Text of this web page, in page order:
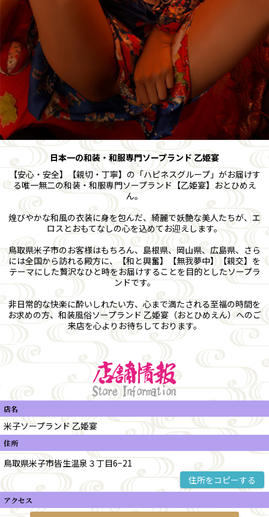
日本一の和装・和服専門ソープランド 乙姫宴
【安心・安全】【親切・丁寧】の「ハピネスグループ」がお届けす
る唯一無二の和装・和服専門ソープランド【乙姫宴】おとひめえ
ん。
煌びやかな和風の衣装に身を包んだ、綺麗で妖艶な美人たちが、エ
ロスとおもてなしの心を込めてお迎えします。
鳥取県米子市のお客様はもちろん、島根県、岡山県、広島県、さら
には全国から訪れる殿方に、【和と興奮】【無我夢中】【親交】を
テーマにした贅沢なひと時をお届けすることを目的としたソープラ
ンドです。
非日常的な快楽に酔いしれたい方、心まで満たされる至福の時間を
お求めの方、和装風俗ソープランド 乙姫宴（おとひめえん）へのご
来店を心よりお待ちしております。
店名
米子ソープランド 乙姫宴
住所
住所をコピーする
アクセス